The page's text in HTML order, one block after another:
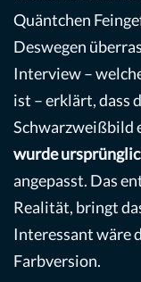
Quäntchen
Deswegen
Interview –
ist – erklärt, dass
Schwarzweißbild
wurde
angepasst. Das
Realität, bringt
Interessant wäre
Farbversion.